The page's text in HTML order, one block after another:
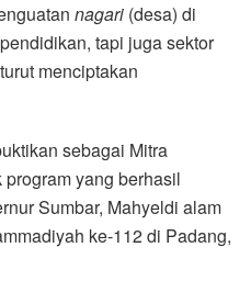
nagari (desa) di
tapi juga sektor
menciptakan
sebagai Mitra
yang berhasil
Sumbar, Mahyeldi alam
ke-112 di Padang,